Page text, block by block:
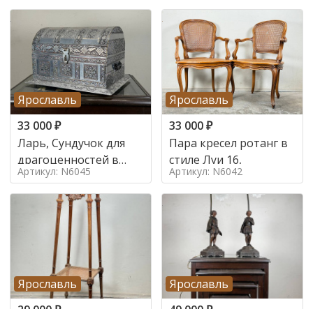
Ярославль
33 000₽
Ларь, Сундучок для
драгоценностей в
стиле
Артикул: N6045
Ярославль
33 000₽
Пара кресел ротанг в
стиле Луи 16,
Артикул: N6042
Ярославль
Ярославль